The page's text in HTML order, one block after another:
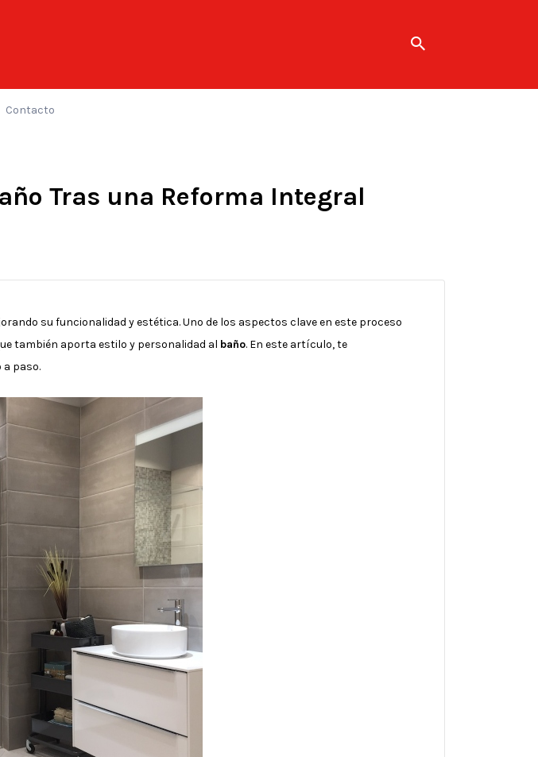
Contacto
Tras una Reforma Integral
su funcionalidad y estética. Uno de los aspectos clave en este proceso
también aporta estilo y personalidad al baño. En este artículo, te
paso.